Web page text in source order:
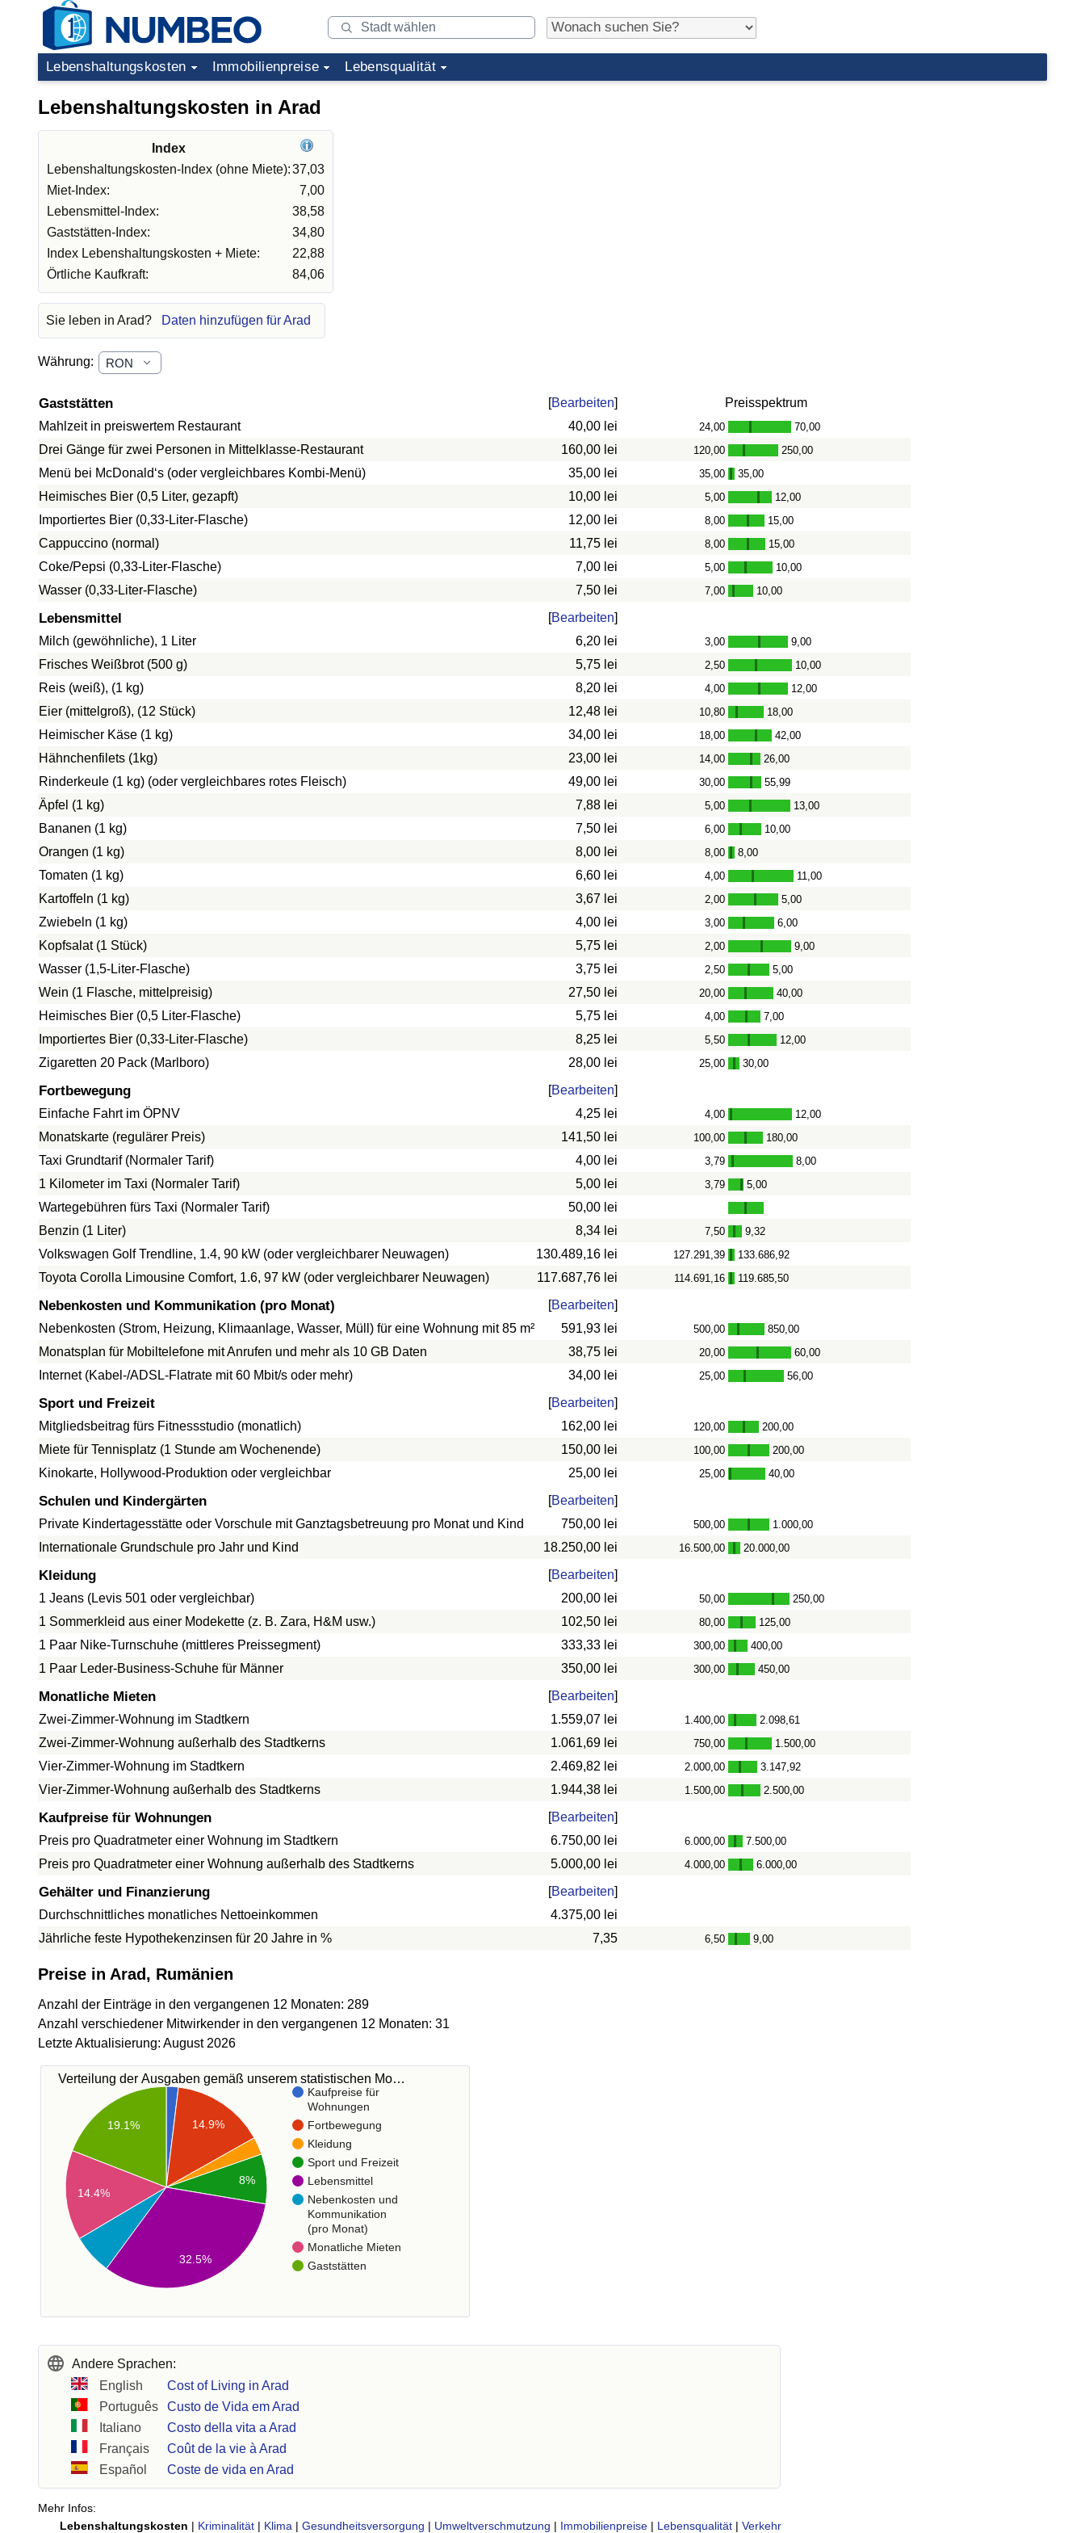
Lebenshaltungskosten Immobilienpreise Lebensqualität
Lebenshaltungskosten in Arad
Index
Lebenshaltungskosten-Index (ohne Miete):37,03
Miet-Index:
7,00
Lebensmittel-Index:
38,58
Gaststätten-Index:
34,80
Index Lebenshaltungskosten + Miete:
22,88
Örtliche Kaufkraft:
84,06
Sie leben in Arad? Daten hinzufügen für Arad
Währung:
Gaststätten [Bearbeiten]
Preisspektrum
Mahlzeit in preiswertem Restaurant
40,00 lei 24,00 - 70,00
Drei Gänge für zwei Personen in Mittelklasse-Restaurant 160,00 lei 120,00 - 250,00
Menü bei McDonald‘s (oder vergleichbares Kombi-Menü) 35,00 lei 35,00 - 35,00
Heimisches Bier (0,5 Liter, gezapft) 10,00 lei 5,00 - 12,00
Importiertes Bier (0,33-Liter-Flasche) 12,00 lei 8,00 - 15,00
Cappuccino (normal) 11,75 lei 8,00 - 15,00
Coke/Pepsi (0,33-Liter-Flasche) 7,00 lei 5,00 - 10,00
Wasser (0,33-Liter-Flasche) 7,50 lei 7,00 - 10,00
Lebensmittel [Bearbeiten]
Milch (gewöhnliche), 1 Liter
6,20 lei 3,00 - 9,00
Frisches Weißbrot (500 g) 5,75 lei 2,50 - 10,00
Reis (weiß), (1 kg) 8,20 lei 4,00 - 12,00
Eier (mittelgroß), (12 Stück) 12,48 lei 10,80 - 18,00
Heimischer Käse (1 kg) 34,00 lei 18,00 - 42,00
Hähnchenfilets (1kg) 23,00 lei 14,00 - 26,00
Rinderkeule (1 kg) (oder vergleichbares rotes Fleisch) 49,00 lei 30,00 - 55,99
Äpfel (1 kg) 7,88 lei 5,00 - 13,00
Bananen (1 kg) 7,50 lei 6,00 - 10,00
Orangen (1 kg) 8,00 lei 8,00 - 8,00
Tomaten (1 kg) 6,60 lei 4,00 - 11,00
Kartoffeln (1 kg) 3,67 lei 2,00 - 5,00
Zwiebeln (1 kg) 4,00 lei 3,00 - 6,00
Kopfsalat (1 Stück) 5,75 lei 2,00 - 9,00
Wasser (1,5-Liter-Flasche) 3,75 lei 2,50 - 5,00
Wein (1 Flasche, mittelpreisig) 27,50 lei 20,00 - 40,00
Heimisches Bier (0,5 Liter-Flasche) 5,75 lei 4,00 - 7,00
Importiertes Bier (0,33-Liter-Flasche) 8,25 lei 5,50 - 12,00
Zigaretten 20 Pack (Marlboro) 28,00 lei 25,00 - 30,00
Fortbewegung [Bearbeiten]
Einfache Fahrt im ÖPNV
4,25 lei 4,00 - 12,00
Monatskarte (regulärer Preis) 141,50 lei 100,00 - 180,00
Taxi Grundtarif (Normaler Tarif) 4,00 lei 3,79 - 8,00
1 Kilometer im Taxi (Normaler Tarif) 5,00 lei 3,79 - 5,00
Wartegebühren fürs Taxi (Normaler Tarif)
50,00 lei
Benzin (1 Liter)
8,34 lei 7,50 - 9,32
Volkswagen Golf Trendline, 1.4, 90 kW (oder vergleichbarer Neuwagen) 130.489,16 lei 127.291,39 - 133.686,92
Toyota Corolla Limousine Comfort, 1.6, 97 kW (oder vergleichbarer Neuwagen) 117.687,76 lei 114.691,16 - 119.685,50
Nebenkosten und Kommunikation (pro Monat) [Bearbeiten]
Nebenkosten (Strom, Heizung, Klimaanlage, Wasser, Müll) für eine Wohnung mit 85 m²
591,93 lei 500,00 - 850,00
Monatsplan für Mobiltelefone mit Anrufen und mehr als 10 GB Daten 38,75 lei 20,00 - 60,00
Internet (Kabel-/ADSL-Flatrate mit 60 Mbit/s oder mehr) 34,00 lei 25,00 - 56,00
Sport und Freizeit [Bearbeiten]
Mitgliedsbeitrag fürs Fitnessstudio (monatlich)
162,00 lei 120,00 - 200,00
Miete für Tennisplatz (1 Stunde am Wochenende) 150,00 lei 100,00 - 200,00
Kinokarte, Hollywood-Produktion oder vergleichbar 25,00 lei 25,00 - 40,00
Schulen und Kindergärten [Bearbeiten]
Private Kindertagesstätte oder Vorschule mit Ganztagsbetreuung pro Monat und Kind
750,00 lei 500,00 - 1.000,00
Internationale Grundschule pro Jahr und Kind 18.250,00 lei 16.500,00 - 20.000,00
Kleidung [Bearbeiten]
1 Jeans (Levis 501 oder vergleichbar)
200,00 lei 50,00 - 250,00
1 Sommerkleid aus einer Modekette (z. B. Zara, H&M usw.) 102,50 lei 80,00 - 125,00
1 Paar Nike-Turnschuhe (mittleres Preissegment) 333,33 lei 300,00 - 400,00
1 Paar Leder-Business-Schuhe für Männer 350,00 lei 300,00 - 450,00
Monatliche Mieten [Bearbeiten]
Zwei-Zimmer-Wohnung im Stadtkern
1.559,07 lei 1.400,00 - 2.098,61
Zwei-Zimmer-Wohnung außerhalb des Stadtkerns 1.061,69 lei 750,00 - 1.500,00
Vier-Zimmer-Wohnung im Stadtkern 2.469,82 lei 2.000,00 - 3.147,92
Vier-Zimmer-Wohnung außerhalb des Stadtkerns 1.944,38 lei 1.500,00 - 2.500,00
Kaufpreise für Wohnungen [Bearbeiten]
Preis pro Quadratmeter einer Wohnung im Stadtkern
6.750,00 lei 6.000,00 - 7.500,00
Preis pro Quadratmeter einer Wohnung außerhalb des Stadtkerns 5.000,00 lei 4.000,00 - 6.000,00
Gehälter und Finanzierung [Bearbeiten]
Durchschnittliches monatliches Nettoeinkommen
4.375,00 lei
Jährliche feste Hypothekenzinsen für 20 Jahre in %
7,35 6,50 - 9,00
Preise in Arad, Rumänien
Anzahl der Einträge in den vergangenen 12 Monaten: 289
Anzahl verschiedener Mitwirkender in den vergangenen 12 Monaten: 31
Letzte Aktualisierung: August 2026
Verteilung der Ausgaben gemäß unserem statistischen Mo…
Kaufpreise für
Wohnungen
Fortbewegung
Kleidung
Sport und Freizeit
Lebensmittel
Nebenkosten und
Kommunikation
(pro Monat)
Monatliche Mieten
Gaststätten
14.9%
8%
19.1%
14.4%
32.5%
Andere Sprachen:
English
Cost of Living in Arad
Português
Custo de Vida em Arad
Italiano
Costo della vita a Arad
Français
Coût de la vie à Arad
Español
Coste de vida en Arad
Mehr Infos:
Lebenshaltungskosten | Kriminalität | Klima | Gesundheitsversorgung | Umweltverschmutzung | Immobilienpreise | Lebensqualität | Verkehr